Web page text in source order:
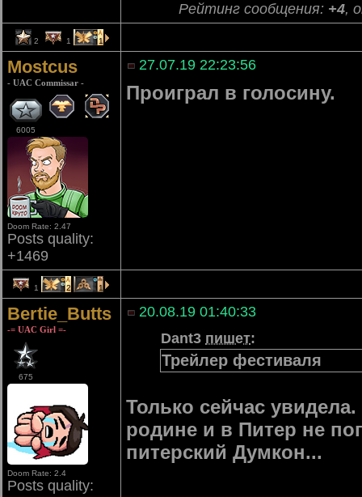
Рейтинг сообщения: +4,
2 1 1
Mostcus
- UAC Commissar -
6005
Doom Rate: 2.47
Posts quality:
+1469
27.07.19 22:23:56
Проиграл в голосину.
1 2 1
Bertie_Butts
-= UAC Girl =-
675
Doom Rate: 2.4
Posts quality:
20.08.19 01:40:33
Dant3 пишет:
Трейлер фестиваля
Только сейчас
родине и в Питер не
питерский Думкон...